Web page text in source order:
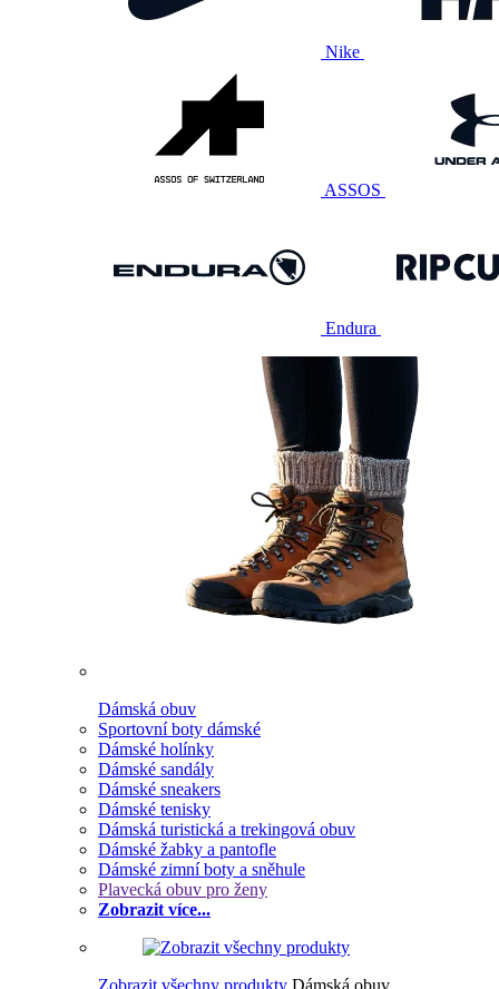
Nike
ASSOS
Endura
Dámská obuv
Sportovní boty dámské
Dámské holínky
Dámské sandály
Dámské sneakers
Dámské tenisky
Dámská turistická a trekingová obuv
Dámské žabky a pantofle
Dámské zimní boty a sněhule
Plavecká obuv pro ženy
Zobrazit více...
Zobrazit všechny produkty Dámská obuv